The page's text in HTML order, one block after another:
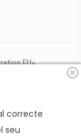
EU»
correcte
seu